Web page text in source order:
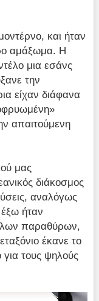
και ήταν
αμάξωμα. Η
μια εσάνς
την
είχαν διάφανα
απαιτούμενη
μας
διάκοσμος
αναλόγως
ήταν
παραθύρων,
έκανε το
για τους ψηλούς